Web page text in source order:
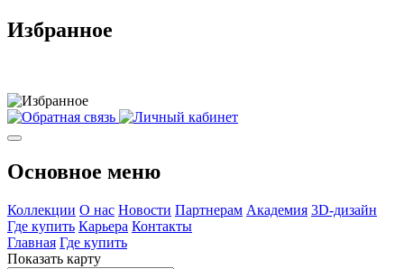
Избранное
Основное меню
Коллекции О нас Новости Партнерам Академия 3D-дизайн
Где купить Карьера Контакты
Главная Где купить
Показать карту